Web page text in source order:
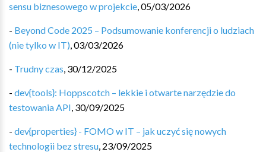
sensu biznesowego w projekcie,05/03/2026
- Beyond Code 2025 – Podsumowanie konferencji o ludziach
(nie tylko w IT),03/03/2026
- Trudny czas, 30/12/2025
- dev{tools}: Hoppscotch – lekkie i otwarte narzędzie do
testowania API, 30/09/2025
- dev{properties} - FOMO w IT – jak uczyć się nowych
technologii bez stresu, 23/09/2025